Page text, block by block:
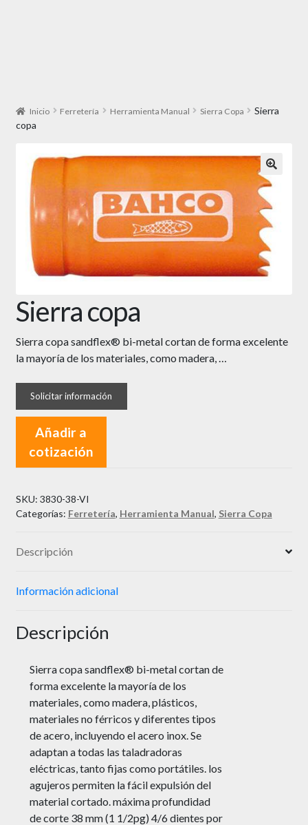
Inicio Ferretería Herramienta Manual Sierra Copa
Sierra
copa
🔍
Sierra copa
Sierra copa sandflex® bi-metal cortan de forma excelente
la mayoría de los materiales, como madera, …
Añadir a
cotización
SKU: 3830-38-VI
Categorías: Ferretería, Herramienta Manual, Sierra Copa
Descripción
Información adicional
Descripción
Sierra copa sandflex® bi-metal cortan de
forma excelente la mayoría de los
materiales, como madera, plásticos,
materiales no férricos y diferentes tipos
de acero, incluyendo el acero inox. Se
adaptan a todas las taladradoras
eléctricas, tanto fijas como portátiles. los
agujeros permiten la fácil expulsión del
material cortado. máxima profundidad
de corte 38 mm (1 1/2pg) 4/6 dientes por